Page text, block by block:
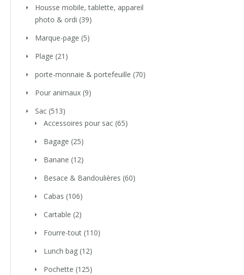
Housse mobile, tablette, appareil
photo & ordi (39)
Marque-page (5)
Plage (21)
porte-monnaie & portefeuille (70)
Pour animaux (9)
Sac (513)
Accessoires pour sac (65)
Bagage (25)
Banane (12)
Besace & Bandoulières (60)
Cabas (106)
Cartable (2)
Fourre-tout (110)
Lunch bag (12)
Pochette (125)